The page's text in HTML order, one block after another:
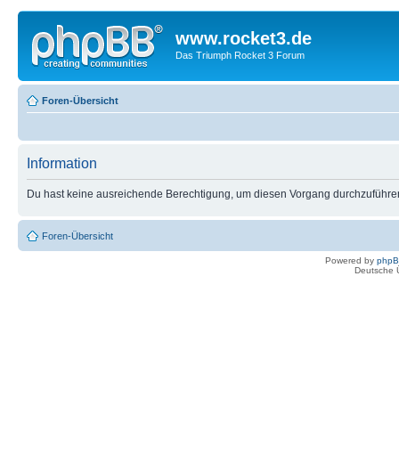
www.rocket3.de
Das Triumph Rocket 3 Forum
Foren-Übersicht
Information
Du hast keine ausreichende Berechtigung, um diesen Vorgang
Foren-Übersicht
Powered by
Deutsche